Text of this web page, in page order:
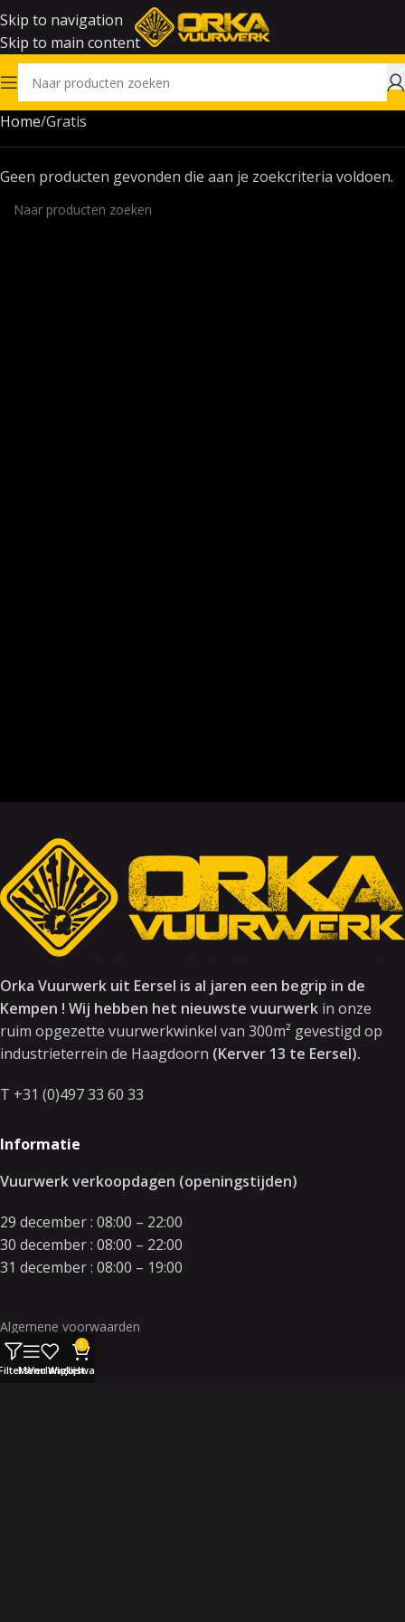
Skip to navigation
Skip to main content
Home Gratis
Geen producten gevonden die aan je zoekcriteria voldoen.
Orka Vuurwerk uit Eersel is al jaren een begrip in de
Kempen ! Wij hebben het nieuwste vuurwerk in onze
ruim opgezette vuurwerkwinkel van 300m² gevestigd op
industrieterrein de Haagdoorn (Kerver 13 te Eersel).
T +31 (0)497 33 60 33
Informatie
Vuurwerk verkoopdagen (openingstijden)
29 december : 08:00 – 22:00
30 december : 08:00 – 22:00
31 december : 08:00 – 19:00
Algemene voorwaarden
Disclaimer
Menu
Verlanglijst
0
Winkelwagen